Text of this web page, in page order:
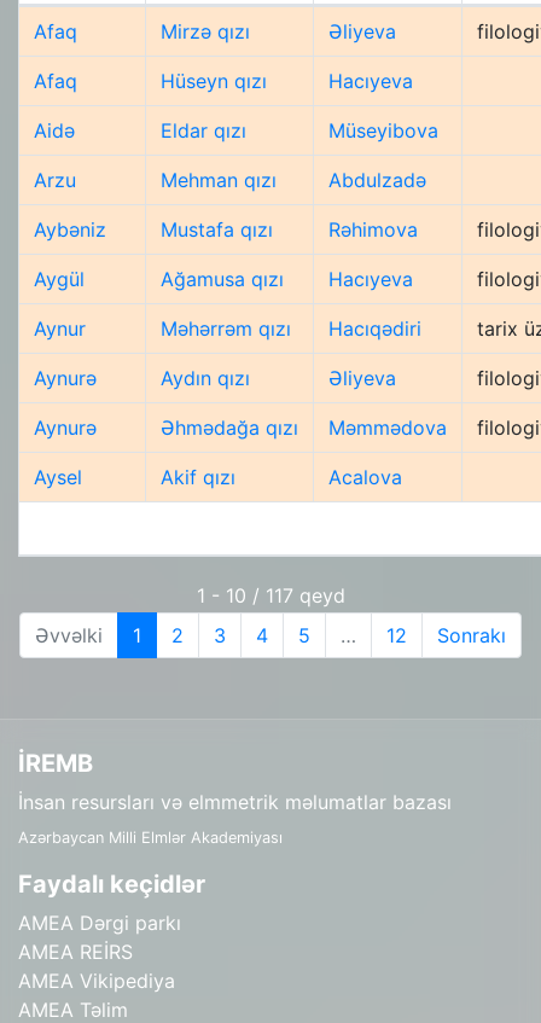
Afaq Mirzə qızı Əliyeva
Afaq Hüseyn qızı Hacıyeva
Aidə Eldar qızı Müseyibova
Arzu Mehman qızı Abdulzadə
Aybəniz Mustafa qızı Rəhimova
Aygül Ağamusa qızı Hacıyeva
Aynur Məhərrəm qızı Hacıqədiri tarix
Aynurə Aydın qızı Əliyeva
Aynurə Əhmədağa qızı Məmmədova
Aysel Akif qızı Acalova
1 - 10 / 117 qeyd
Əvvəlki
1 2 3 4 5 … 12 Sonrakı
İREMB
İnsan resursları və elmmetrik məlumatlar bazası
Azərbaycan Milli Elmlər Akademiyası
Faydalı keçidlər
AMEA Dərgi parkı
AMEA REİRS
AMEA Vikipediya
AMEA Təlim